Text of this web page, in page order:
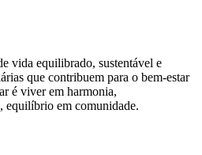
vida equilibrado, sustentável e
que contribuem para o bem-estar
é viver em harmonia,
equilíbrio em comunidade.